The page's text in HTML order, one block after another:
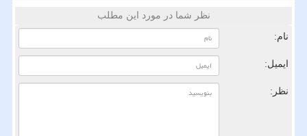
نظر شما در مورد این مطلب
نام:
ایمیل:
نظر: